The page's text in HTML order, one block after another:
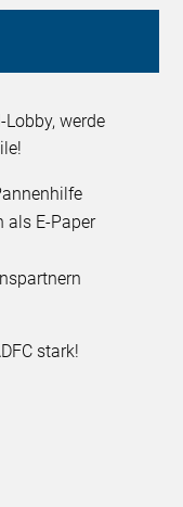
Lobby, werde
als E-Paper
stark!